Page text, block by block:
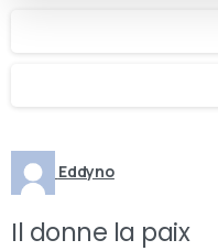
Eddyno
Il donne la paix